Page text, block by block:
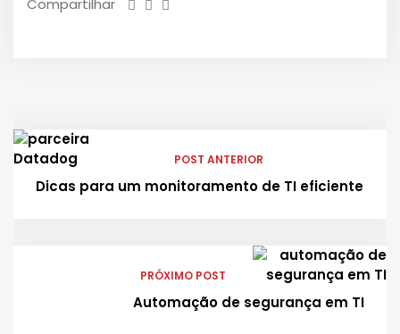
Compartilhar
POST ANTERIOR
Dicas para um monitoramento de TI eficiente
PRÓXIMO POST
Automação de segurança em TI